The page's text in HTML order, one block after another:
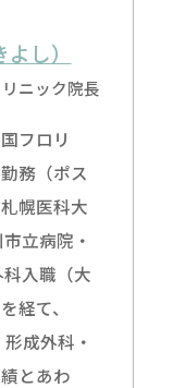
し）
ニック院長
フロリ
務（ポス
幌医科大
立病院・
入職（大
経て、
成外科・
とあわ